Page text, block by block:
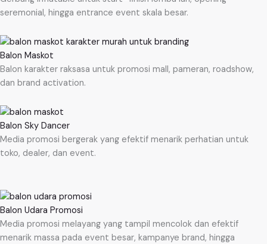
seremonial, hingga entrance event skala besar.
Balon Maskot
Balon karakter raksasa untuk promosi mall, pameran, roadshow,
dan brand activation.
Balon Sky Dancer
Media promosi bergerak yang efektif menarik perhatian untuk
toko, dealer, dan event.
Balon Udara Promosi
Media promosi melayang yang tampil mencolok dan efektif
menarik massa pada event besar, kampanye brand, hingga